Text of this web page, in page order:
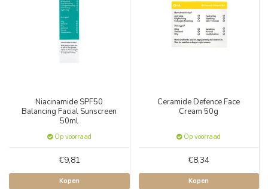
Niacinamide SPF50
Balancing Facial Sunscreen
50ml
Op voorraad
€9,81
Kopen
Ceramide Defence Face
Cream 50g
Op voorraad
€8,34
Kopen